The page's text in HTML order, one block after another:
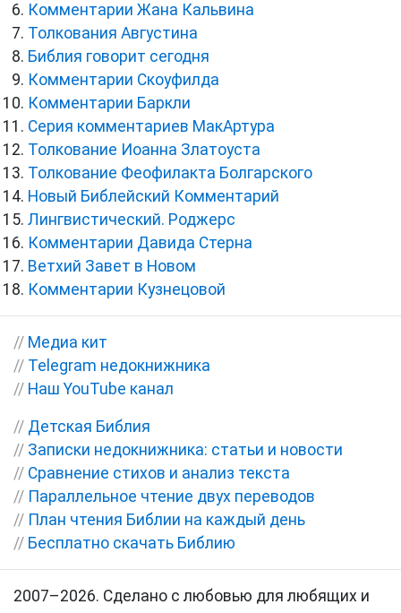
Комментарии Жана Кальвина
Толкования Августина
Библия говорит сегодня
Комментарии Скоуфилда
Комментарии Баркли
Серия комментариев МакАртура
Толкование Иоанна Златоуста
Толкование Феофилакта Болгарского
Новый Библейский Комментарий
Лингвистический. Роджерс
Комментарии Давида Стерна
Ветхий Завет в Новом
Комментарии Кузнецовой
// Медиа кит
// Telegram недокнижника
// Наш YouTube канал
// Детская Библия
// Записки недокнижника: статьи и новости
// Сравнение стихов и анализ текста
// Параллельное чтение двух переводов
// План чтения Библии на каждый день
// Бесплатно скачать Библию
2007–2026. Сделано с любовью для любящих и